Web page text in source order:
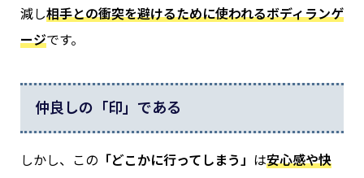
減し相手との衝突を避けるために使われるボディランゲ
ージです。
仲良しの「印」である
しかし、この 「どこかに行ってしまう」 は安心感や快